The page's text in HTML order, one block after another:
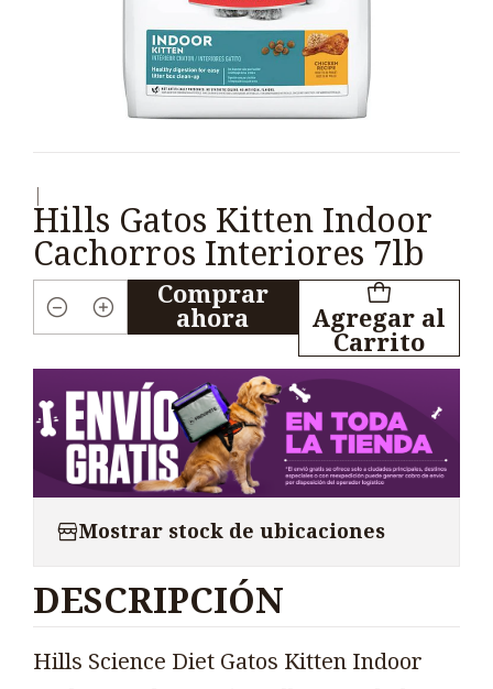
Hills Gatos Kitten Indoor
Cachorros Interiores 7lb
Cantidad
Agregar al
Carrito
Comprar
ahora
Mostrar stock de ubicaciones
DESCRIPCIÓN
Hills Science Diet Gatos Kitten Indoor